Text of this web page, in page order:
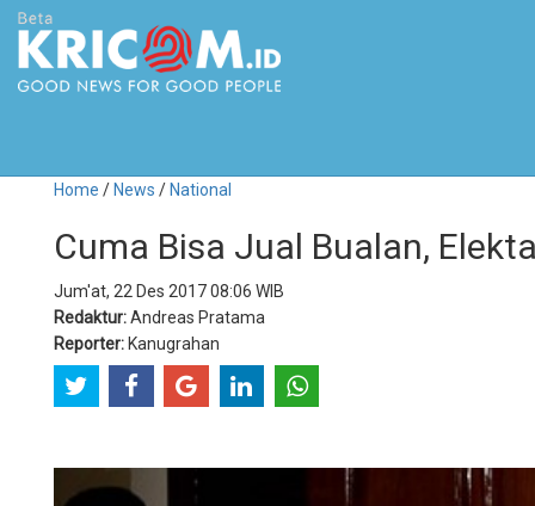
Home / News / National
Cuma Bisa Jual Bualan,
Jum'at, 22 Des 2017 08:06 WIB
Redaktur:Andreas Pratama
Reporter: Kanugrahan